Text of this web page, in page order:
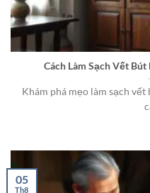
Cách Làm Sạch Vết
Khám phá mẹo làm sạch
05
Th8